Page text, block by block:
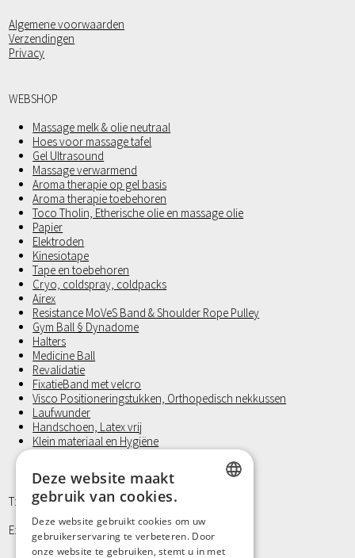
Algemene voorwaarden
Verzendingen
Privacy
WEBSHOP
Massage melk & olie neutraal
Hoes voor massage tafel
Gel Ultrasound
Massage verwarmend
Aroma therapie op gel basis
Aroma therapie toebehoren
Toco Tholin, Etherische olie en massage olie
Papier
Elektroden
Kinesiotape
Tape en toebehoren
Cryo, coldspray, coldpacks
Airex
Resistance MoVeS Band & Shoulder Rope Pulley
Gym Ball § Dynadome
Halters
Medicine Ball
Revalidatie
FixatieBand met velcro
Visco Positioneringstukken, Orthopedisch nekkussen
Laufwunder
Handschoen, Latex vrij
Klein materiaal en Hygiëne
T: +32 9/373 77 65
E: info@kinergy.be
FRENCH
Deze website maakt
gebruik van cookies.
Deze website gebruikt cookies om uw
gebruikerservaring te verbeteren. Door
onze website te gebruiken, stemt u in met